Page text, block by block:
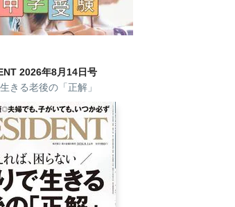
2026年8月14日号
きる老後の「正解」